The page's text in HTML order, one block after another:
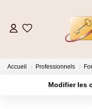
Accueil Professionnels
Modifier les